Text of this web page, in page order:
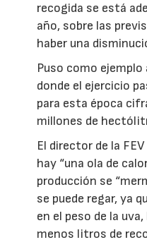
recogida se está
año, sobre las
haber una
Puso como ejemplo
donde el ejercicio
para esta época
millones de
El director de la
hay “una ola de
producción se
se puede regar, ya
en el peso de la
menos litros de